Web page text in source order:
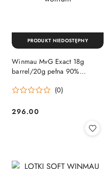
Winmau MvG Exact 18g
barrel/20g pełna 90%
(0)
Cena:
296.00
PRODUKT NIEDOSTĘPNY